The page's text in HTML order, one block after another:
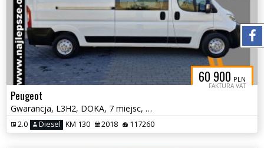
60 900 PLN
FAKTURA VAT
Peugeot
Gwarancja, L3H2, DOKA, 7 miejsc, tempomat, klima, hak, czujniki
2.0 Diesel KM 130 2018 117260